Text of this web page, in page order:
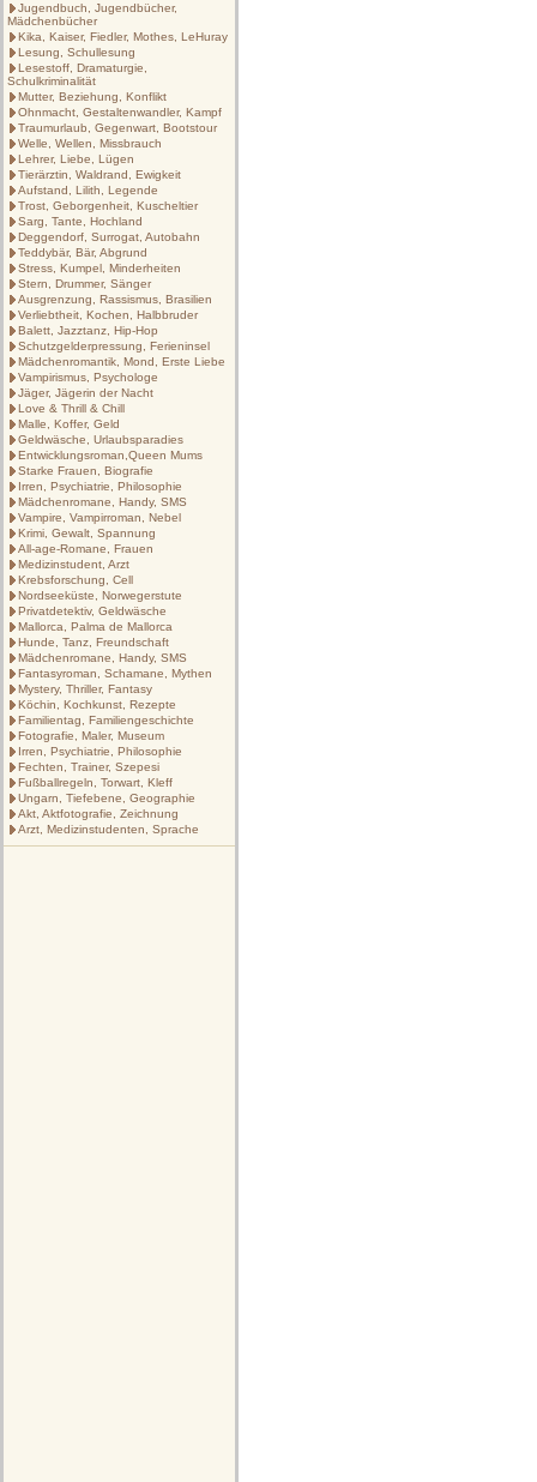
Jugendbuch, Jugendbücher,
Mädchenbücher
Kika, Kaiser, Fiedler, Mothes, LeHuray
Lesung, Schullesung
Lesestoff, Dramaturgie,
Schulkriminalität
Mutter, Beziehung, Konflikt
Ohnmacht, Gestaltenwandler, Kampf
Traumurlaub, Gegenwart, Bootstour
Welle, Wellen, Missbrauch
Lehrer, Liebe, Lügen
Tierärztin, Waldrand, Ewigkeit
Aufstand, Lilith, Legende
Trost, Geborgenheit, Kuscheltier
Sarg, Tante, Hochland
Deggendorf, Surrogat, Autobahn
Teddybär, Bär, Abgrund
Stress, Kumpel, Minderheiten
Stern, Drummer, Sänger
Ausgrenzung, Rassismus, Brasilien
Verliebtheit, Kochen, Halbbruder
Balett, Jazztanz, Hip-Hop
Schutzgelderpressung, Ferieninsel
Mädchenromantik, Mond, Erste Liebe
Vampirismus, Psychologe
Jäger, Jägerin der Nacht
Love & Thrill & Chill
Malle, Koffer, Geld
Geldwäsche, Urlaubsparadies
Entwicklungsroman,Queen Mums
Starke Frauen, Biografie
Irren, Psychiatrie, Philosophie
Mädchenromane, Handy, SMS
Vampire, Vampirroman, Nebel
Krimi, Gewalt, Spannung
All-age-Romane, Frauen
Medizinstudent, Arzt
Krebsforschung, Cell
Nordseeküste, Norwegerstute
Privatdetektiv, Geldwäsche
Mallorca, Palma de Mallorca
Hunde, Tanz, Freundschaft
Mädchenromane, Handy, SMS
Fantasyroman, Schamane, Mythen
Mystery, Thriller, Fantasy
Köchin, Kochkunst, Rezepte
Familientag, Familiengeschichte
Fotografie, Maler, Museum
Irren, Psychiatrie, Philosophie
Fechten, Trainer, Szepesi
Fußballregeln, Torwart, Kleff
Ungarn, Tiefebene, Geographie
Akt, Aktfotografie, Zeichnung
Arzt, Medizinstudenten, Sprache